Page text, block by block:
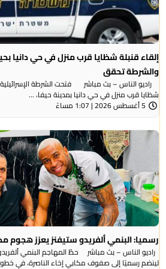
إلقاء قنبلة شظايا قرب منزل في حي دانيا
والشرطة تحقق
راديو الناس – بث مباشر فتحت الشرطة الإسرائيلية
شظايا قرب منزل في حي دانيا بمدينة حيفا، ...
5 أغسطس 2026 | 1:07 مساءً
رسميا: البنمي ألفريدو ستيفنز يعزز هجوم
راديو الناس – بث مباشر حطّ المهاجم البنمي ألفريدو
لينضم رسميًا إلى صفوف مكابي إخاء الناصرة، في خطوة